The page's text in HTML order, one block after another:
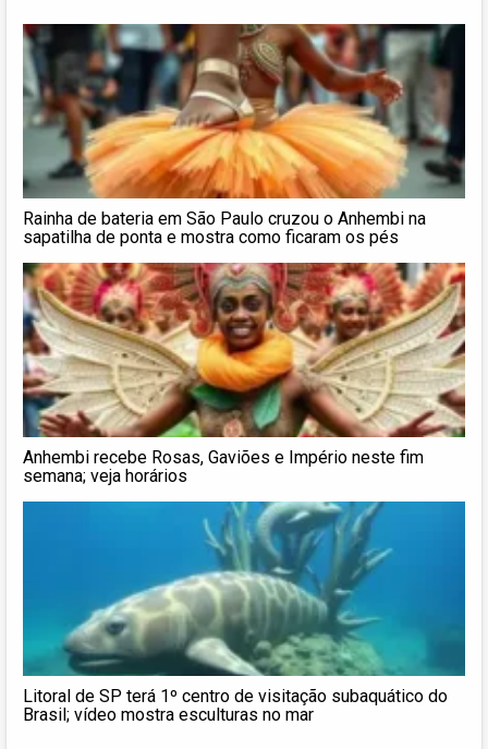
Rainha de bateria em São Paulo cruzou o Anhembi na
sapatilha de ponta e mostra como ficaram os pés
Anhembi recebe Rosas, Gaviões e Império neste fim
semana; veja horários
Litoral de SP terá 1º centro de visitação subaquático do
Brasil; vídeo mostra esculturas no mar